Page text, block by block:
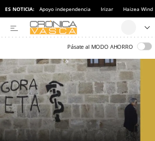
ES NOTICIA: Apoyo independencia Irizar Haizea Wind
Pásate al MODO AHORRO